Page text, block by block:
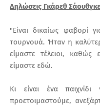
Δηλώσεις Γκάρεθ
"Είναι δικαίως φαβορί
τουρνουά. Ήταν η
είμαστε τέλειοι, καθώς
είμαστε εδώ.
Κι είναι ένα
προετοιμαστούμε,